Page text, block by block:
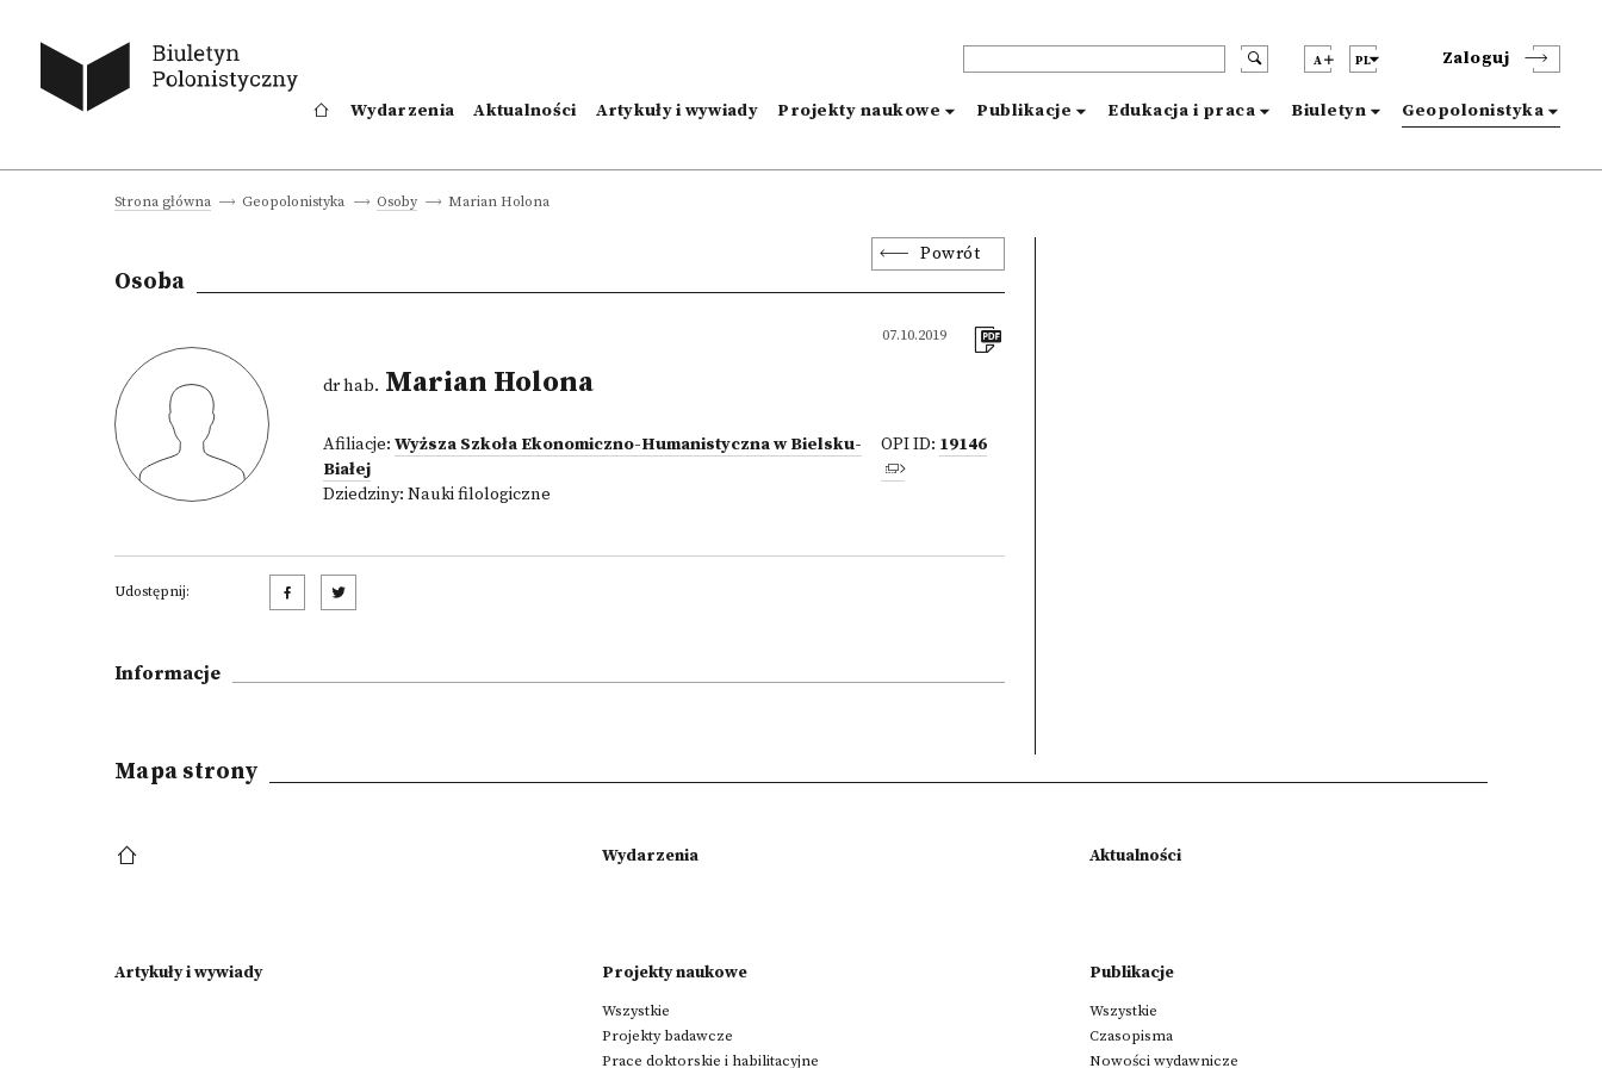
A PL Zaloguj
Wydarzenia Aktualności Artykuły i wywiady Projekty naukowe Publikacje Edukacja i praca Biuletyn Geopolonistyka
Strona główna Geopolonistyka Osoby Marian Holona
Powrót
Osoba
07.10.2019
dr hab. Marian Holona
Afiliacje: Wyższa Szkoła Ekonomiczno-Humanistyczna w Bielsku-
Białej
Dziedziny: Nauki filologiczne
OPI ID: 19146
Udostępnij:
Informacje
Mapa strony
Wydarzenia Aktualności
Artykuły i wywiady Projekty naukowe
Wszystkie
Projekty badawcze
Prace doktorskie i habilitacyjne
Publikacje
Wszystkie
Czasopisma
Nowości wydawnicze